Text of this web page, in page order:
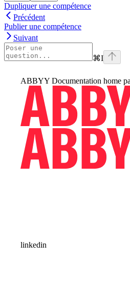
Dupliquer une compétence
Précédent
Publier une compétence
Suivant
⌘I
ABBYY Documentation home
linkedin